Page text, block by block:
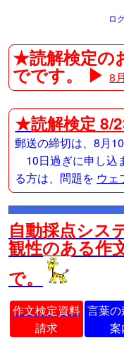
ロ
★読解検定の
でです。 ▶8月
★読解検定 8/
郵送の締切は、8月10
10日過ぎに申し込
る方は、問題を ウェ
自動採点シス
観性のある作
で。
作文検定資料
請求
言葉
案